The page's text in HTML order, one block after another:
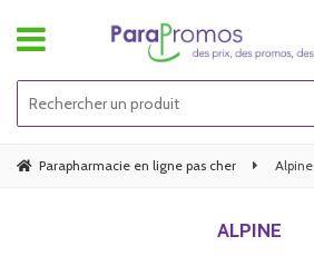
Parapharmacie en ligne pas cher Alpine
ALPINE